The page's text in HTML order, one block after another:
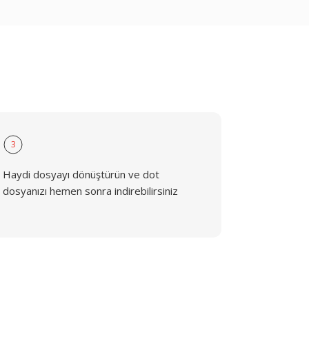
3
Haydi dosyayı dönüştürün ve dot
dosyanızı hemen sonra indirebilirsiniz